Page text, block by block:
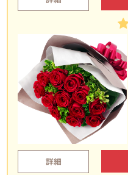
詳細